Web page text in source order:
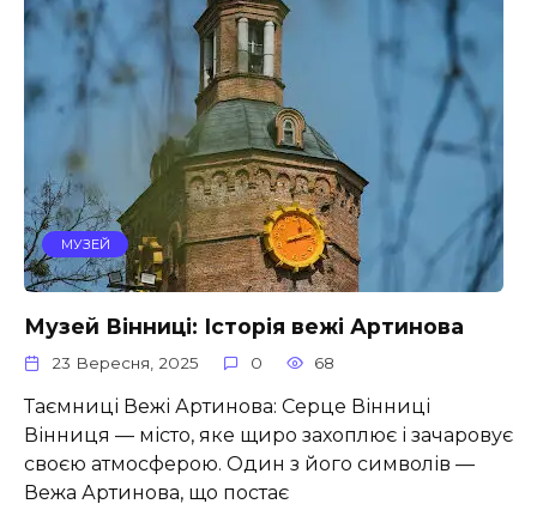
МУЗЕЙ
Музей Вінниці: Історія вежі Артинова
23 Вересня, 2025 0 68
Таємниці Вежі Артинова: Серце Вінниці
Вінниця — місто, яке щиро захоплює і зачаровує
своєю атмосферою. Один з його символів —
Вежа Артинова, що постає